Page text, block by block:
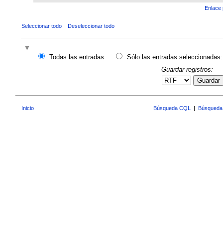
Enlace
Seleccionar todo Deseleccionar todo
Todas las entradas
Sólo las entradas seleccionadas:
Guardar registros:
Guardar
Inicio Búsqueda CQL